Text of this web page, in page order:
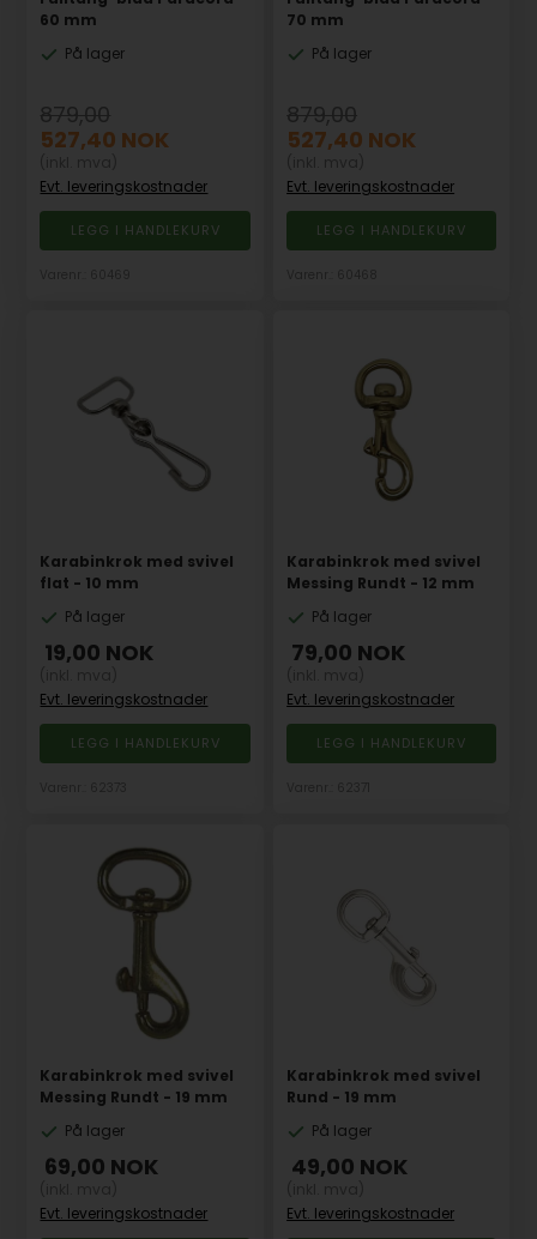
60 mm
På lager
879,00
527,40 NOK
Evt. leveringskostnader
70 mm
På lager
879,00
527,40 NOK
Evt. leveringskostnader
Karabinkrok med svivel
flat - 10 mm
På lager
19,00 NOK
Evt. leveringskostnader
Karabinkrok med svivel
Messing Rundt - 12 mm
På lager
79,00 NOK
Evt. leveringskostnader
Karabinkrok med svivel
Messing Rundt - 19 mm
På lager
69,00 NOK
Evt. leveringskostnader
Karabinkrok med svivel
Rund - 19 mm
På lager
49,00 NOK
Evt. leveringskostnader